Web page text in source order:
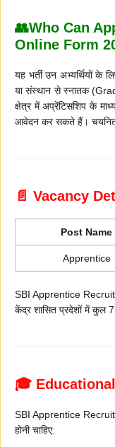
👥Who Can
Online Form
यह भर्ती उन अभ्यर्थियों के
या संस्थान से स्नातक
क्षेत्र में अप्रेंटिसशिप के
आवेदन कर सकते हैं। चयनित
📄 Vacancy
Post Name
Apprentice
SBI Apprentice
केंद्र शासित प्रदेशों में कुल
🎓
SBI Apprentice
होनी चाहिए: